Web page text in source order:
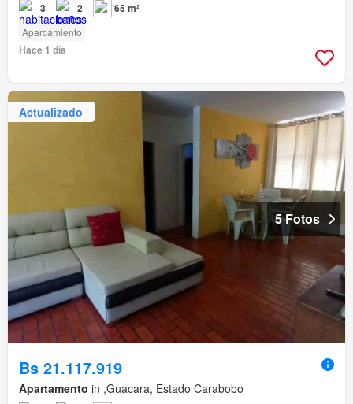
3 2 65 m²
Aparcamiento
Hace 1 día
Actualizado
5 Fotos
Bs 21.117.919
Apartamento in ,Guacara, Estado Carabobo